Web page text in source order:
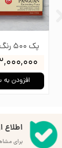
۱۳,۰۰۰,۰۰۰
افزودن
برای